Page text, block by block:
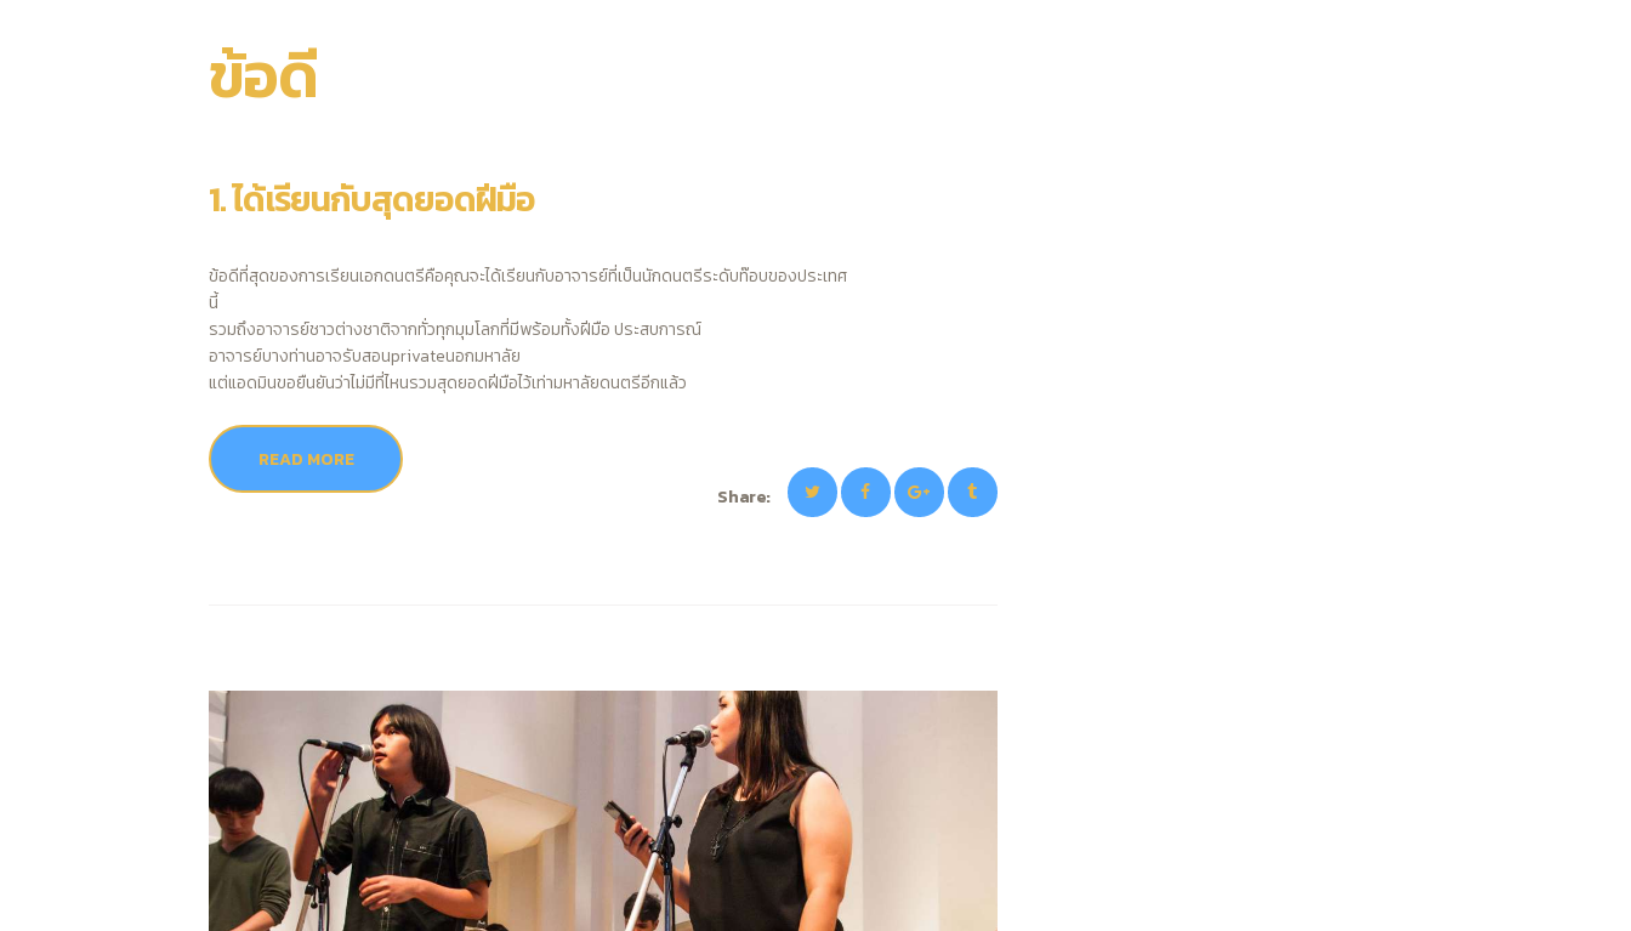
ข้อดี
1. ได้เรียนกับสุดยอดฝีมือ
ข้อดีที่สุดของการเรียนเอกดนตรีคือคุณจะได้เรียนกับอาจารย์ที่เป็นนักดนตรีระดับท๊อบของประเทศ
นี้
รวมถึงอาจารย์ชาวต่างชาติจากทั่วทุกมุมโลกที่มีพร้อมทั้งฝีมือ ประสบการณ์
อาจารย์บางท่านอาจรับสอนprivateนอกมหาลัย
แต่แอดมินขอยืนยันว่าไม่มีที่ไหนรวมสุดยอดฝีมือไว้เท่ามหาลัยดนตรีอีกแล้ว
Share:
READ MORE